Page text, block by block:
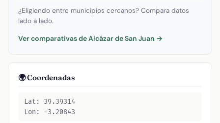
¿Eligiendo entre municipios cercanos? Compara datos
lado a lado.
Ver comparativas de Alcázar de San Juan →
🌍 Coordenadas
Lat: 39.39314
Lon: -3.20843